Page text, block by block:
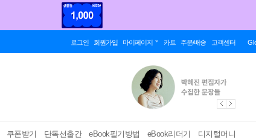
로그인 회원가입 마이페이지 카트 주문/배송 고객센터
쿠폰받기 단독선출간 eBook필기방법 eBook리더기 디지털머니